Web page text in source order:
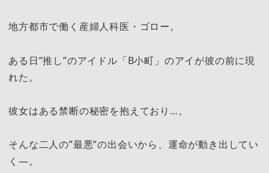
地方都市で働く産婦人科医・ゴロー。
ある日”推し”のアイドル「B小町」のアイが彼の前に現
れた。
彼女はある禁断の秘密を抱えており…。
そんな二人の”最悪”の出会いから、運命が動き出してい
く―。